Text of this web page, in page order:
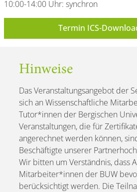
10:00-14:00 Uhr: synchron
Termin ICS-
Hinweise
Das Veranstaltungsangebot der
sich an Wissenschaftliche
Tutor*innen der Bergischen
Veranstaltungen, die für
angerechnet werden können,
Beschäftigte unserer
Wir bitten um Verständnis, dass
Mitarbeiter*innen der BUW
berücksichtigt werden. Die